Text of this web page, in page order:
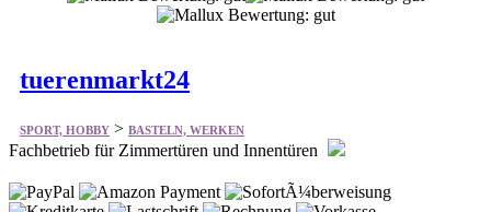
tuerenmarkt24
SPORT, HOBBY > BASTELN, WERKEN
Fachbetrieb für Zimmertüren und Innentüren